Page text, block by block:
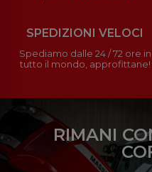
SPEDIZIONI VELOCI
Spediamo dalle 24 / 72 ore in
tutto il mondo, approfittane!
RIMANI